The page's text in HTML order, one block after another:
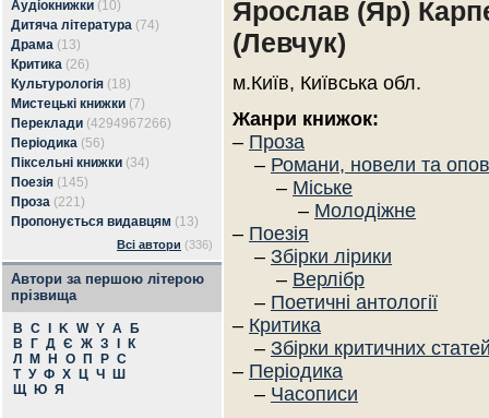
Аудіокнижки (10)
Дитяча література (74)
Драма (13)
Критика (26)
Культурологія (18)
Мистецькі книжки (7)
Переклади (4294967266)
Періодика (56)
Піксельні книжки (34)
Поезія (145)
Проза (221)
Пропонується видавцям (13)
Всі автори (336)
Автори за першою літерою
прізвища
B C K W Y А
Б
В
Г Д Є Ж З
К
Л
М Н О П Р С
Т У Ф Х Ц Ч
Ш
Щ
Ю Я
Ярослав (Яр)
(Левчук)
м.Київ, Київська обл.
Жанри книжок:
– Проза
– Романи, новели та
– Міське
– Молодіжне
– Поезія
– Збірки лірики
– Верлібр
– Поетичні антології
– Критика
– Збірки критичних
– Періодика
– Часописи